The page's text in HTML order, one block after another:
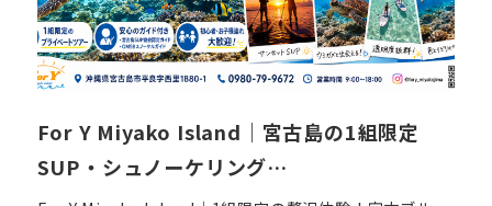
For Y Miyako Island｜宮古島の1組限定
SUP・シュノーケリング…